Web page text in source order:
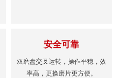
安全可靠
双磨盘交叉运转，操作平稳，效
率高，更换磨片更方便。